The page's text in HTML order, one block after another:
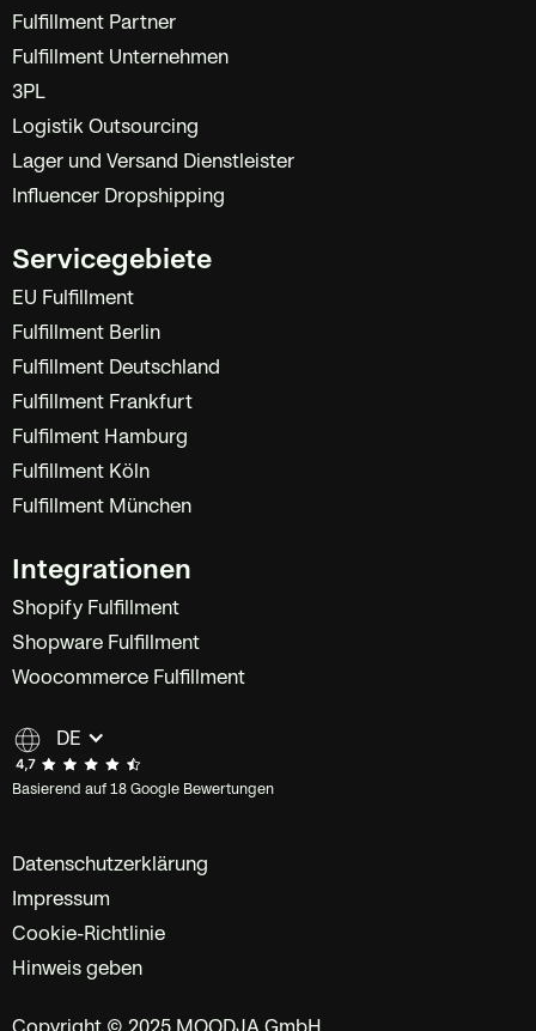
Fulfillment Partner
Fulfillment Unternehmen
3PL
Logistik Outsourcing
Lager und Versand Dienstleister
Influencer Dropshipping
Servicegebiete
EU Fulfillment
Fulfillment Berlin
Fulfillment Deutschland
Fulfillment Frankfurt
Fulfilment Hamburg
Fulfillment Köln
Fulfillment München
Integrationen
Shopify Fulfillment
Shopware Fulfillment
Woocommerce Fulfillment
DE
Basierend auf 18 Google Bewertungen
Datenschutzerklärung
Impressum
Cookie-Richtlinie
Hinweis geben